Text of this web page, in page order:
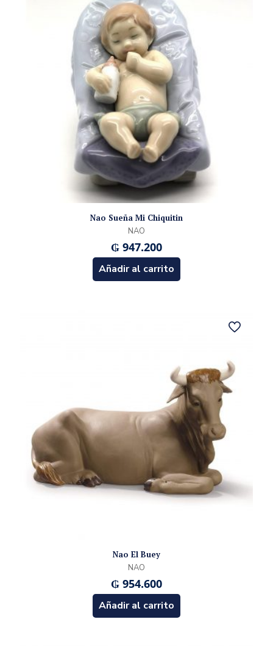
Nao Sueña Mi Chiquitin
NAO
₲ 947.200
Añadir al carrito
Nao El Buey
NAO
₲ 954.600
Añadir al carrito